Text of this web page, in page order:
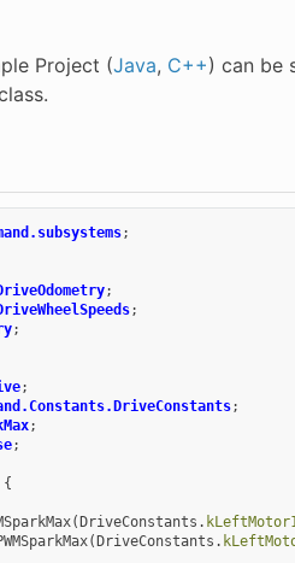
Project (Java, C++) can be
;
;
;
;
;
;
;
;
{
(DriveConstants .
(DriveConstants .